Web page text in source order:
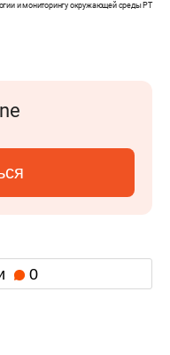
и мониторингу окружающей среды РТ
0